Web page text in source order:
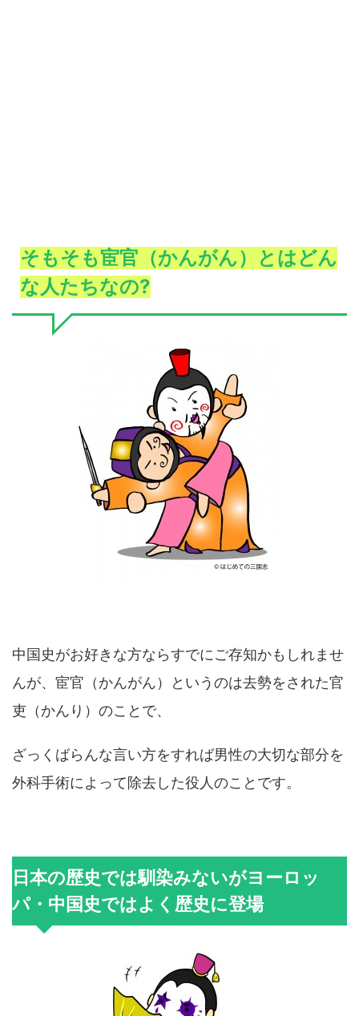
そもそも宦官（かんがん）とはどん
な人たちなの?
中国史がお好きな方ならすでにご存知かもしれませ
んが、宦官（かんがん）というのは去勢をされた官
吏（かんり）のことで、
ざっくばらんな言い方をすれば男性の大切な部分を
外科手術によって除去した役人のことです。
日本の歴史では馴染みないがヨーロッ
パ・中国史ではよく歴史に登場